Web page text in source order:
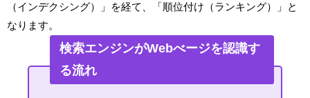
（インデクシング）」を経て、「順位付け（ランキング）」と
なります。
検索エンジンがWebべージを認識す
る流れ